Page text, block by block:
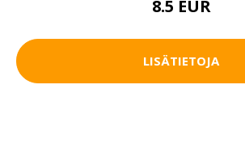
8.5 EUR
LISÄTIETOJA